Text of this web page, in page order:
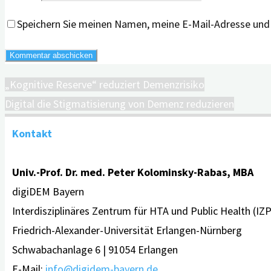
Speichern Sie meinen Namen, meine E-Mail-Adresse
„Kognitive Reserve“ reduziert Demenzrisiko
Digital die Stigmatisierung von Demenz reduzieren
Kontakt
Univ.-Prof. Dr. med. Peter Kolominsky-Rabas, MBA
digiDEM Bayern
Interdisziplinäres Zentrum für HTA und Public Health
Friedrich-Alexander-Universität Erlangen-Nürnberg
Schwabachanlage 6 | 91054 Erlangen